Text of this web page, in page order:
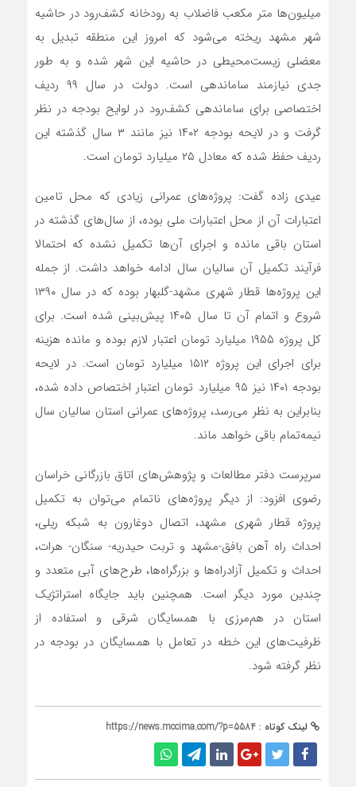
میلیون‌ها متر مکعب فاضلاب به رودخانه کشف‌رود در حاشیه
شهر مشهد ریخته می‌شود که امروز این منطقه تبدیل به
معضلی زیست‌محیطی در حاشیه این شهر شده و به طور
جدی نیازمند ساماندهی است. دولت در سال ۹۹ ردیف
اختصاصی برای ساماندهی کشف‌رود در لوایح بودجه در نظر
گرفت و در لایحه بودجه ۱۴۰۲ نیز مانند ۳ سال گذشته این
ردیف حفظ شده که معادل ۲۵ میلیارد تومان است.
عیدی‌ زاده گفت: پروژه‌های عمرانی زیادی که محل تامین
اعتبارات آن از محل اعتبارات ملی بوده، از سال‌های گذشته در
استان باقی مانده و اجرای آن‌ها تکمیل نشده که احتمالا
فرآیند تکمیل آن سالیان سال ادامه خواهد داشت. از جمله
این پروژه‌ها قطار شهری مشهد-گلبهار بوده که در سال ۱۳۹۰
شروع و اتمام آن تا سال ۱۴۰۵ پیش‌بینی شده است. برای
کل پروژه ۱۹۵۵ میلیارد تومان اعتبار لازم بوده و مانده هزینه
برای اجرای این پروژه ۱۵۱۲ میلیارد تومان است. در لایحه
بودجه ۱۴۰۱ نیز ۹۵ میلیارد تومان اعتبار اختصاص داده شده،
بنابراین به نظر می‌رسد، پروژه‌های عمرانی استان سالیان سال
نیمه‌تمام باقی خواهد ماند.
سرپرست دفتر مطالعات و پژوهش‌های اتاق بازرگانی خراسان
رضوی افزود: از دیگر پروژه‌های ناتمام می‌توان به تکمیل
پروژه قطار شهری مشهد، اتصال دوغارون به شبکه ریلی،
احداث راه آهن بافق-مشهد و تربت حیدریه- سنگان- هرات،
احداث و تکمیل آزادراه‌ها و بزرگراه‌ها، طرح‌های آبی متعدد و
چندین مورد دیگر است. همچنین باید جایگاه استراتژیک
استان در هم‌مرزی با همسایگان شرقی و استفاده از
ظرفیت‌های این خطه در تعامل با همسایگان در بودجه در
نظر گرفته شود.
لینک کوتاه : https://news.mccima.com/?p=5584